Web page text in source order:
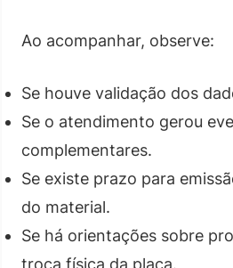
Ao acompanhar, observe:
Se houve validação dos
Se o atendimento gerou
complementares.
Se existe prazo para
do material.
Se há orientações sobre
troca física da placa.